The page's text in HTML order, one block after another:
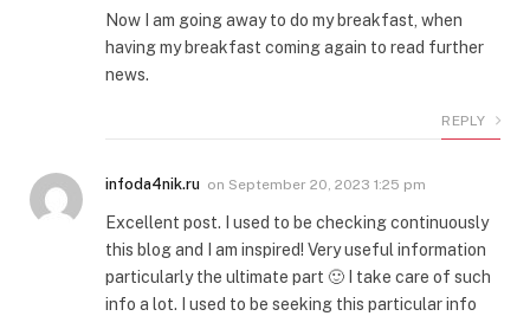
Now I am going away to do my breakfast, when
having my breakfast coming again to read further
news.
REPLY
infoda4nik.ru on September 20, 2023 1:25 pm
Excellent post. I used to be checking continuously
this blog and I am inspired! Very useful information
particularly the ultimate part 🙂 I take care of such
info a lot. I used to be seeking this particular info